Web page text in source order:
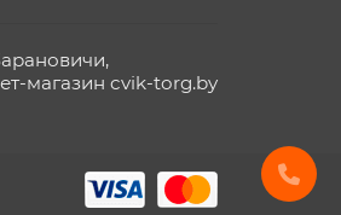
магазин cvik-torg.by